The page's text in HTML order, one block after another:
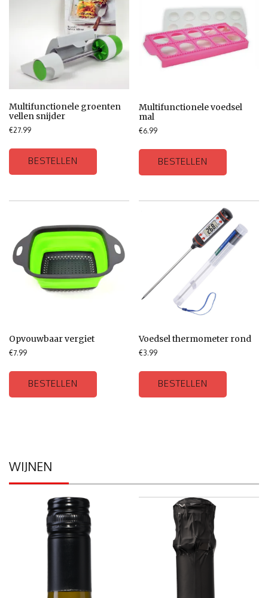
Multifunctionele groenten
vellen snijder
€27.99
BESTELLEN
Multifunctionele voedsel
mal
€6.99
BESTELLEN
Opvouwbaar vergiet
€7.99
BESTELLEN
Voedsel thermometer rond
€3.99
BESTELLEN
WIJNEN